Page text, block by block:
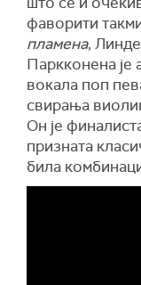
фаворити
пламена,
Паркконена
вокала поп
свирања
Он је
призната
била